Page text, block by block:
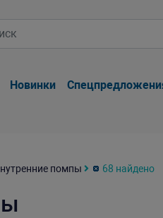
Новинки
помпы 68 найдено